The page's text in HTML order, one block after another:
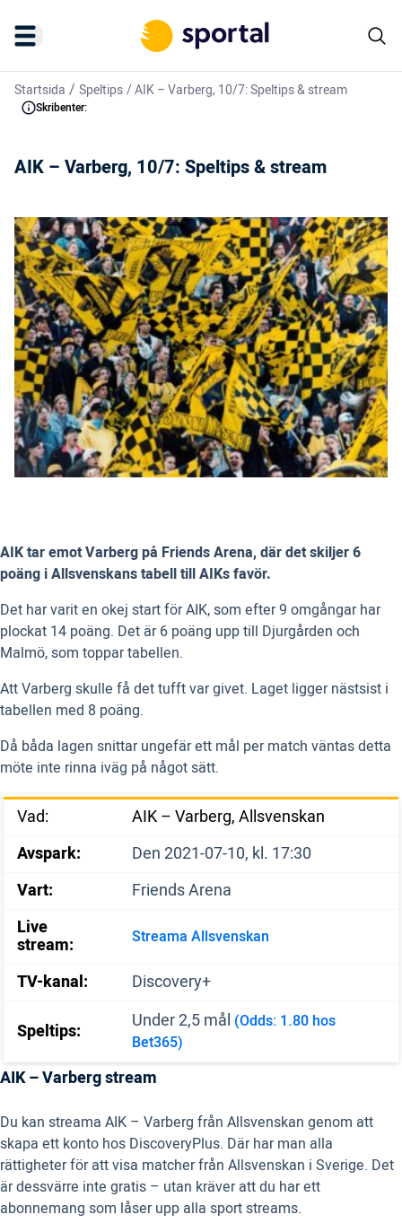
Startsida / Speltips/AIK – Varberg, 10/7: Speltips & stream
Skribenter:
AIK – Varberg, 10/7: Speltips & stream
AIK tar emot Varberg på Friends Arena, där det skiljer 6
poäng i Allsvenskans tabell till AIKs favör.
Det har varit en okej start för AIK, som efter 9 omgångar har
plockat 14 poäng. Det är 6 poäng upp till Djurgården och
Malmö, som toppar tabellen.
Att Varberg skulle få det tufft var givet. Laget ligger nästsist i
tabellen med 8 poäng.
Då båda lagen snittar ungefär ett mål per match väntas detta
möte inte rinna iväg på något sätt.
Vad:
AIK – Varberg, Allsvenskan
Avspark:
Den 2021-07-10, kl. 17:30
Vart:
Friends Arena
Live
stream: Streama Allsvenskan
TV-kanal: Discovery+
Speltips: Under 2,5 mål (Odds: 1.80 hos
Bet365)
AIK – Varberg stream
Du kan streama AIK – Varberg från Allsvenskan genom att
skapa ett konto hos DiscoveryPlus. Där har man alla
rättigheter för att visa matcher från Allsvenskan i Sverige. Det
är dessvärre inte gratis – utan kräver att du har ett
abonnemang som låser upp alla sport streams.